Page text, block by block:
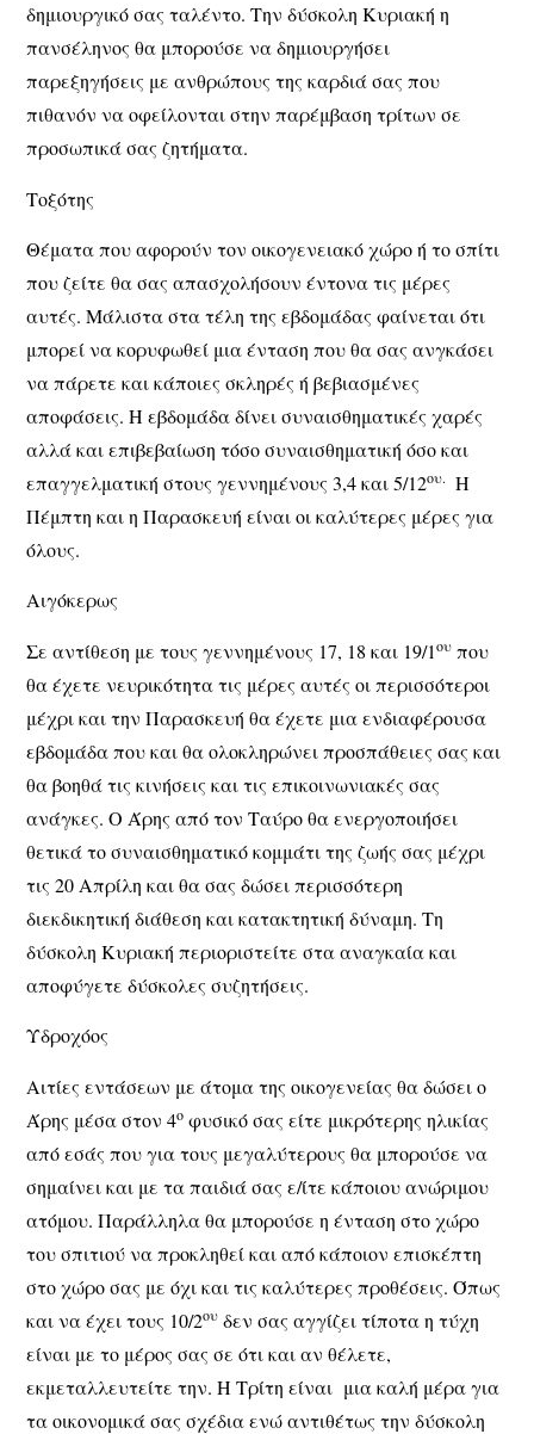
δημιουργικό σας ταλέντο. Την δύσκολη Κυριακή η
πανσέληνος θα μπορούσε να δημιουργήσει
παρεξηγήσεις με ανθρώπους της καρδιά σας που
πιθανόν να οφείλονται στην παρέμβαση τρίτων σε
προσωπικά σας ζητήματα.
Τοξότης
Θέματα που αφορούν τον οικογενειακό χώρο ή το σπίτι
που ζείτε θα σας απασχολήσουν έντονα τις μέρες
αυτές. Μάλιστα στα τέλη της εβδομάδας φαίνεται ότι
μπορεί να κορυφωθεί μια ένταση που θα σας ανγκάσει
να πάρετε και κάποιες σκληρές ή βεβιασμένες
αποφάσεις. Η εβδομάδα δίνει συναισθηματικές χαρές
αλλά και επιβεβαίωση τόσο συναισθηματική όσο και
επαγγελματική στους γεννημένους 3,4 και 5/12ου. Η
Πέμπτη και η Παρασκευή είναι οι καλύτερες μέρες για
όλους.
Αιγόκερως
Σε αντίθεση με τους γεννημένους 17, 18 και 19/1ου που
θα έχετε νευρικότητα τις μέρες αυτές οι περισσότεροι
μέχρι και την Παρασκευή θα έχετε μια ενδιαφέρουσα
εβδομάδα που και θα ολοκληρώνει προσπάθειες σας και
θα βοηθά τις κινήσεις και τις επικοινωνιακές σας
ανάγκες. Ο Άρης από τον Ταύρο θα ενεργοποιήσει
θετικά το συναισθηματικό κομμάτι της ζωής σας μέχρι
τις 20 Απρίλη και θα σας δώσει περισσότερη
διεκδικητική διάθεση και κατακτητική δύναμη. Τη
δύσκολη Κυριακή περιοριστείτε στα αναγκαία και
αποφύγετε δύσκολες συζητήσεις.
Υδροχόος
Αιτίες εντάσεων με άτομα της οικογενείας θα δώσει ο
Άρης μέσα στον 4ο φυσικό σας είτε μικρότερης ηλικίας
από εσάς που για τους μεγαλύτερους θα μπορούσε να
σημαίνει και με τα παιδιά σας ε/ίτε κάποιου ανώριμου
ατόμου. Παράλληλα θα μπορούσε η ένταση στο χώρο
του σπιτιού να προκληθεί και από κάποιον επισκέπτη
στο χώρο σας με όχι και τις καλύτερες προθέσεις. Όπως
και να έχει τους 10/2ου δεν σας αγγίζει τίποτα η τύχη
είναι με το μέρος σας σε ότι και αν θέλετε,
εκμεταλλευτείτε την. Η Τρίτη είναι μια καλή μέρα για
τα οικονομικά σας σχέδια ενώ αντιθέτως την δύσκολη